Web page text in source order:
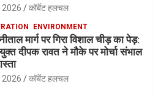
कॉर्बेट हलचल
ENVIRONMENT
मार्ग पर गिरा विशाल चीड़ का पेड़:
दीपक रावत ने मौके पर मोर्चा संभाल
कॉर्बेट हलचल